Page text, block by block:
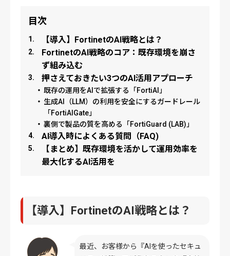
目次
【導入】FortinetのAI戦略とは？
FortinetのAI戦略のコア：既存環境を崩さ
ず組み込む
押さえておきたい3つのAI活用アプローチ
既存の運用をAIで拡張する「FortiAI」
生成AI（LLM）の利用を安全にするガードレール
「FortiAIGate」
裏側で製品の質を高める「FortiGuard (LAB)」
AI導入時によくある質問（FAQ)
【まとめ】既存環境を活かして運用効率を
最大化するAI活用を
【導入】FortinetのAI戦略とは？
最近、お客様から『AIを使ったセキュ